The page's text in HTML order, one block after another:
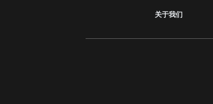
关于我们